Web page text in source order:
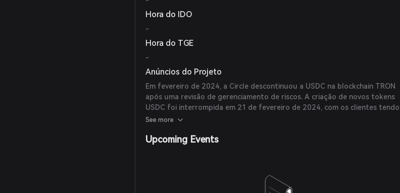
Hora do IDO
-
Hora do TGE
-
Anúncios do Projeto
Em fevereiro de 2024, a Circle descontinuou a USDC na blockchain TRON
após uma revisão de gerenciamento de riscos. A criação de novos tokens
USDC foi interrompida em 21 de fevereiro de 2024, com os clientes tendo
até fevereiro de 2025 para transferir USDC para outras blockchains.
See more
Upcoming Events